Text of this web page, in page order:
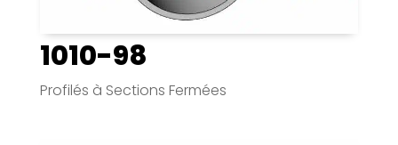
1010-98
Profilés à Sections Fermées